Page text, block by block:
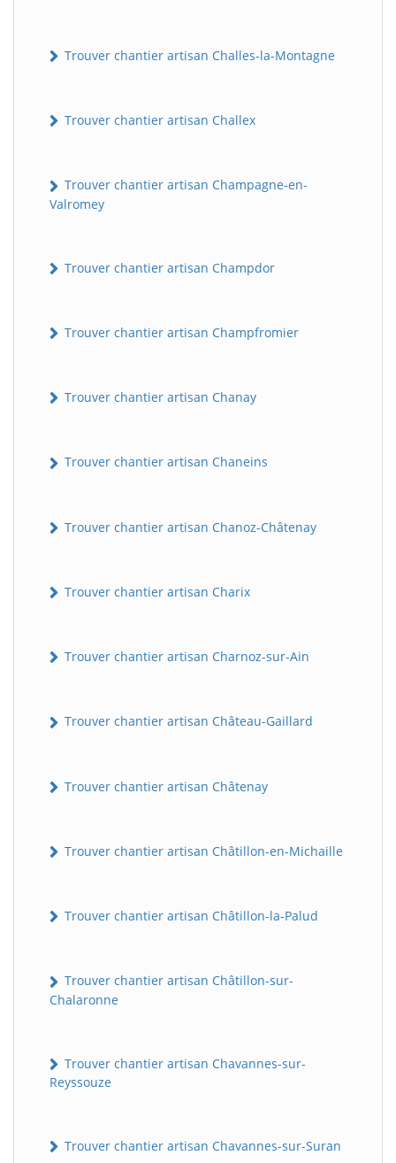
Trouver chantier artisan Challes-la-Montagne
Trouver chantier artisan Challex
Trouver chantier artisan Champagne-en-
Valromey
Trouver chantier artisan Champdor
Trouver chantier artisan Champfromier
Trouver chantier artisan Chanay
Trouver chantier artisan Chaneins
Trouver chantier artisan Chanoz-Châtenay
Trouver chantier artisan Charix
Trouver chantier artisan Charnoz-sur-Ain
Trouver chantier artisan Château-Gaillard
Trouver chantier artisan Châtenay
Trouver chantier artisan Châtillon-en-Michaille
Trouver chantier artisan Châtillon-la-Palud
Trouver chantier artisan Châtillon-sur-
Chalaronne
Trouver chantier artisan Chavannes-sur-
Reyssouze
Trouver chantier artisan Chavannes-sur-Suran